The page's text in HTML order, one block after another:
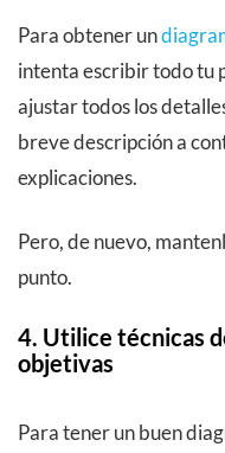
Para obtener un
intenta escribir todo tu
ajustar todos los
breve descripción a
explicaciones.
Pero, de nuevo,
punto.
4. Utilice técnicas
objetivas
Para tener un buen